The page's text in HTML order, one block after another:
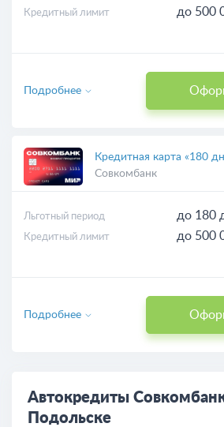
Кредитный лимит до 500
Подробнее
Кредитная карта «180
Совкомбанк
Льготный период до 180
Кредитный лимит до 500
Подробнее
Автокредиты
Подольске